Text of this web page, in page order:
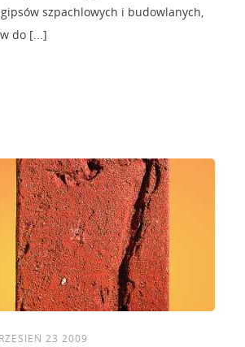
szpachlowych i budowlanych,
do [...]
23 2009